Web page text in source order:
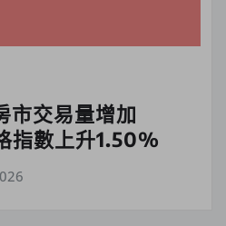
市交易量增加
指數上升1.50%